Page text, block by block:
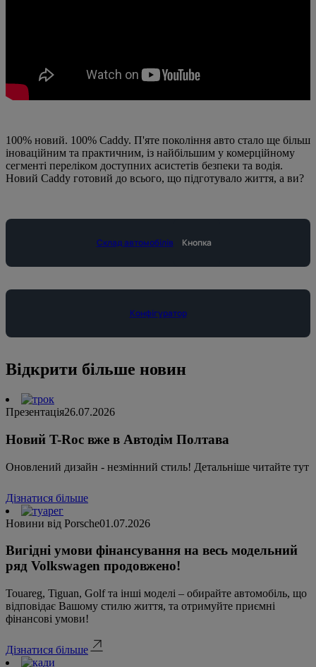
100% новий. 100% Caddy. П'яте покоління авто стало ще більш
іноваційним та практичним, із найбільшим у комерційному
сегменті переліком доступних асистетів безпеки та водія.
Новий Caddy готовий до всього, що підготувало життя, а ви?
Склад автомобілів Кнопка
Конфігуратор
Відкрити більше новин
Презентація26.07.2026
Новий T-Roc вже в Автодім Полтава
Оновлений дизайн - незмінний стиль! Детальніше читайте тут
Дізнатися більше
Новини від Porsche01.07.2026
Вигідні умови фінансування на весь модельний
ряд Volkswagen продовжено!
Touareg, Tiguan, Golf та інші моделі – обирайте автомобіль, що
відповідає Вашому стилю життя, та отримуйте приємні
фінансові умови!
Дізнатися більше